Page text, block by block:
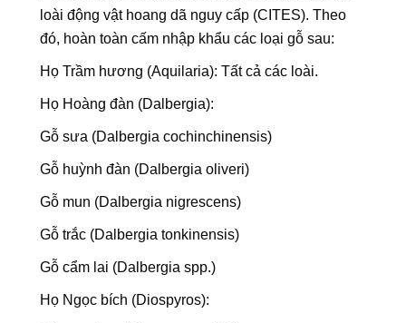
loài động vật hoang dã nguy cấp (CITES). Theo
đó, hoàn toàn cấm nhập khẩu các loại gỗ sau:
Họ Trầm hương (Aquilaria): Tất cả các loài.
Họ Hoàng đàn (Dalbergia):
Gỗ sưa (Dalbergia cochinchinensis)
Gỗ huỳnh đàn (Dalbergia oliveri)
Gỗ mun (Dalbergia nigrescens)
Gỗ trắc (Dalbergia tonkinensis)
Gỗ cẩm lai (Dalbergia spp.)
Họ Ngọc bích (Diospyros):